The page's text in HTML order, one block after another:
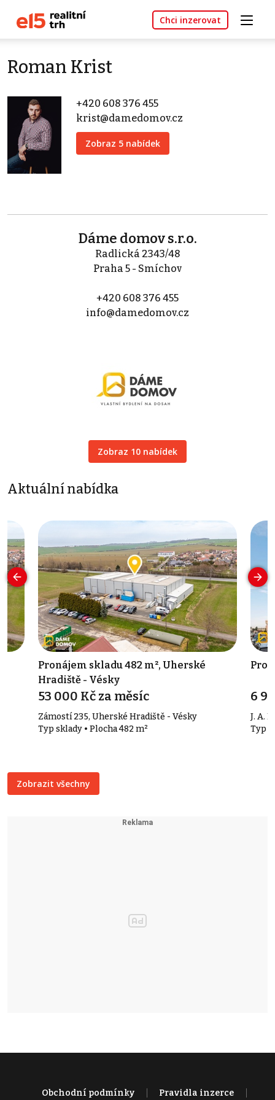
Chci inzerovat
Roman Krist
+420 608 376 455
krist@damedomov.cz
Zobraz 5 nabídek
Dáme domov s.r.o.
Radlická 2343/48
Praha 5 - Smíchov
+420 608 376 455
info@damedomov.cz
Zobraz 10 nabídek
Aktuální nabídka
Pronájem skladu 482 m², Uherské
Hradiště - Vésky
53 000 Kč za měsíc
Zámostí 235, Uherské Hradiště - Vésky
Typ sklady • Plocha 482 m²
6
J. A.
Typ
Zobrazit všechny
Obchodní podmínky Pravidla inzerce